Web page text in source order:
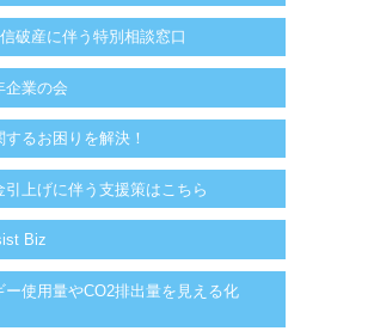
破産に伴う特別相談窓口
企業の会
するお困りを解決！
引上げに伴う支援策はこちら
Biz
ー使用量やCO2排出量を見える化